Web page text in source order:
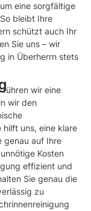
eine sorgfältige
bleibt Ihre
schützt auch Ihr
Sie uns – wir
in Überherrn stets
führen wir eine
wir den
hilft uns, eine klare
genau auf Ihre
Kosten
effizient und
Sie genau die
zu